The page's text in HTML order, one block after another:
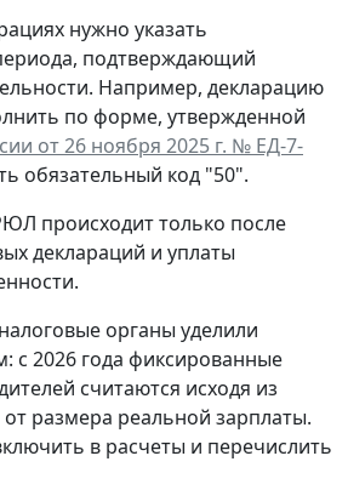
нужно указать
подтверждающий
Например, декларацию
по форме, утвержденной
от 26 ноября 2025 г. № ЕД-7-
обязательный код "50".
происходит только после
деклараций и уплаты
органы уделили
с 2026 года фиксированные
считаются исходя из
размера реальной зарплаты.
в расчеты и перечислить